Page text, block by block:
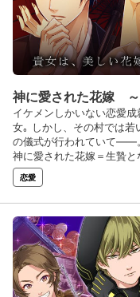
神に愛された花嫁 ～
イケメンしかいない恋愛
女｡ しかし、その村では
の儀式が行われていて――。 「俺がお前を守る…この命に代えて
神に愛された花嫁＝生贄
ができるのか…!?
恋愛